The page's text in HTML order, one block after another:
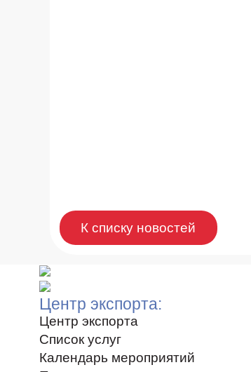
К списку новостей
Центр экспорта:
Центр экспорта
Список услуг
Календарь мероприятий